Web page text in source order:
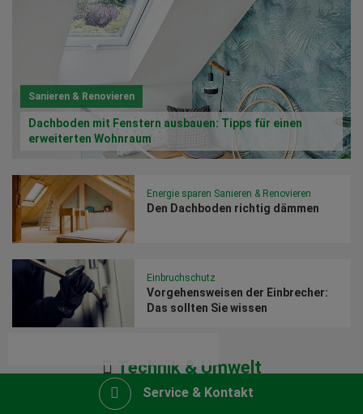
Sanieren & Renovieren
Dachboden mit Fenstern ausbauen: Tipps für einen
erweiterten Wohnraum
Energie sparen Sanieren & Renovieren
Den Dachboden richtig dämmen
Einbruchschutz
Vorgehensweisen der Einbrecher:
Das sollten Sie wissen
Technik & Umwelt
Service & Kontakt